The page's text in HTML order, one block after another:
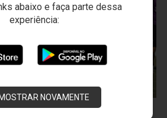
abaixo e faça parte dessa
experiência:
NOVAMENTE